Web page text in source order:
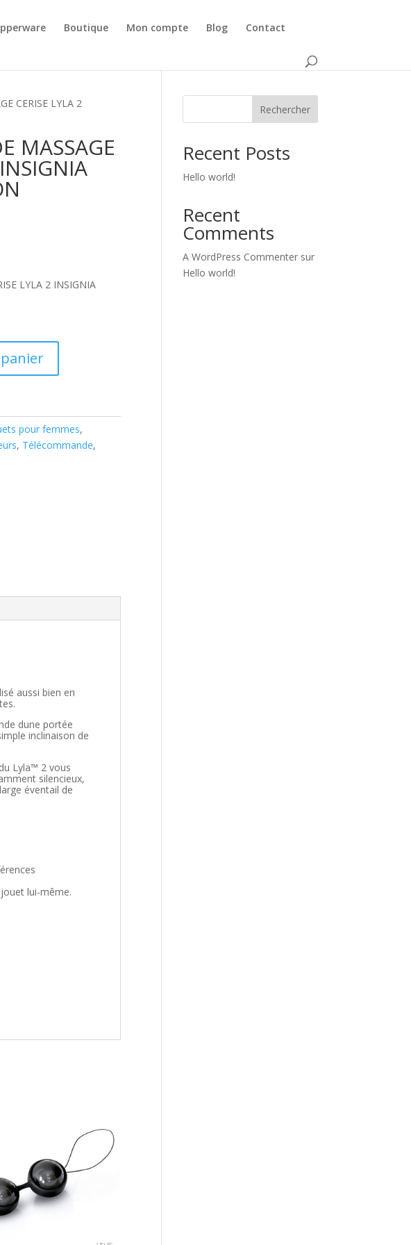
Boutique Mon compte Blog Contact
CERISE LYLA 2
MASSAGE
LYLA 2 INSIGNIA
r
n
a
pour femmes,
, Télécommande,
aussi bien en
dune portée
inclinaison de
Lyla™ 2 vous
silencieux,
éventail de
lui-même.
Rechercher
Recent Posts
Hello world!
Recent
Comments
A WordPress Commenter sur
Hello world!